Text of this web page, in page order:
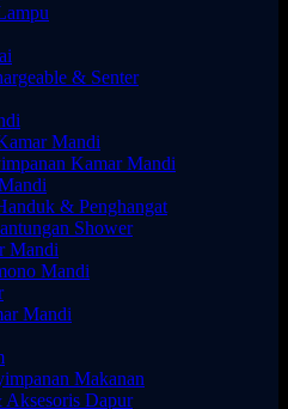
& Senter
Mandi
Kamar Mandi
& Penghangat
Shower
Mandi
Mandi
Mandi
Makanan
Dapur